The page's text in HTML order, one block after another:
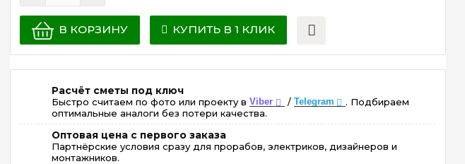
В КОРЗИНУ КУПИТЬ В 1 КЛИК
Расчёт сметы под ключ
Быстро считаем по фото или проекту вViber / Telegram
. Подбираем
оптимальные аналоги без потери качества.
Оптовая цена с первого заказа
Партнёрские условия сразу для прорабов, электриков, дизайнеров и
монтажников.